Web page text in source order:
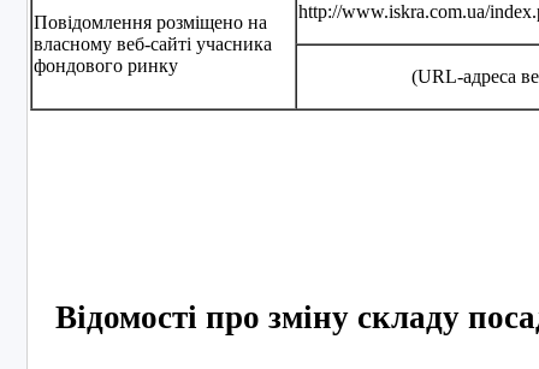
Повідомлення розміщено на
власному веб-сайті учасника
фондового ринку
http://www.iskra.com.ua/
(URL-адреса
Відомості про зміну складу